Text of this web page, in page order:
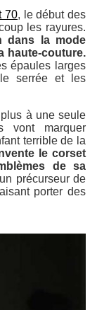
70, le début des
les rayures.
dans la mode
haute-couture.
épaules larges
serrée et les
à une seule
vont marquer
terrible de la
le corset
de sa
précurseur de
porter des